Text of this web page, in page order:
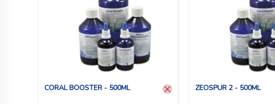
CORAL BOOSTER - 500ML ZEOSPUR 2 - 500ML